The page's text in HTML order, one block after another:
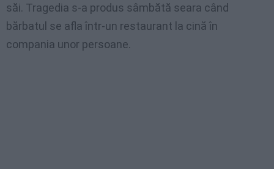
săi. Tragedia s-a produs sâmbătă seara când
bărbatul se afla într-un restaurant la cină în
compania unor persoane.